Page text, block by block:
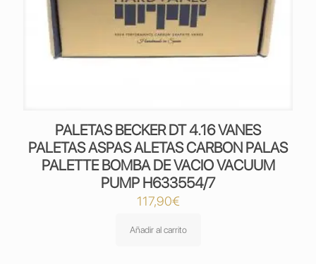
PALETAS BECKER DT 4.16 VANES
PALETAS ASPAS ALETAS CARBON PALAS
PALETTE BOMBA DE VACIO VACUUM
PUMP H633554/7
117,90€
Añadir al carrito